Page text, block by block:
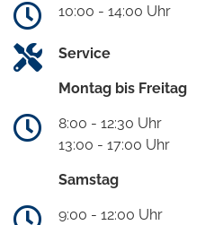
10:00 - 14:00 Uhr
Service
Montag bis Freitag
8:00 - 12:30 Uhr
13:00 - 17:00 Uhr
Samstag
9:00 - 12:00 Uhr